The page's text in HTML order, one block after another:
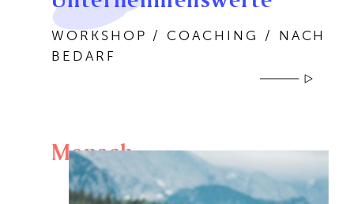
WORKSHOP / COACHING / NACH
BEDARF
Mensch